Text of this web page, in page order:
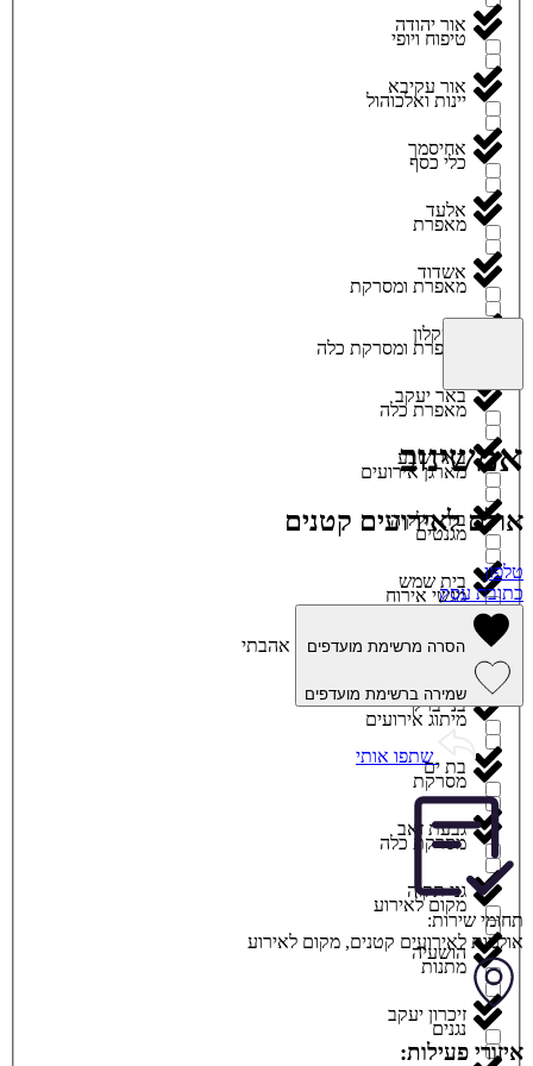
טיפוח ויופי
יינות ואלכוהול
כלי כסף
מאפרת
מאפרת ומסרקת
מאפרת ומסרקת כלה
מאפרת כלה
מארגן אירועים
מגנטים
מגשי אירוח
מוזיקה
מיתוג אירועים
מסרקת
מסרקת כלה
מקום לאירוע
מתנות
נגנים
אור יהודה
אור עקיבא
אחיסמך
אלעד
אשדוד
אשקלון
באר יעקב
באר שבע
בית חלקיה
בית שמש
ביתר עילית
בני ברק
בת ים
גבעת זאב
גני תקוה
הושעיה
זיכרון יעקב
אמשינוב
אולם לאירועים קטנים
טלפון
כתובת עסק
הסרה מרשימת מועדפים
שמירה ברשימת מועדפים
אהבתי
שתפו אותי
תחומי שירות:
אולמות לאירועים קטנים, מקום לאירוע
איזורי פעילות: